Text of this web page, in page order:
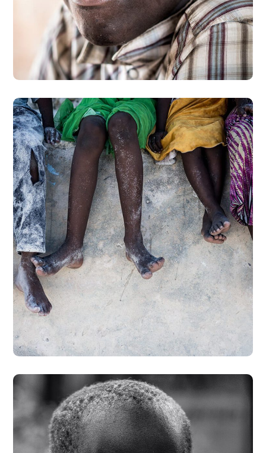
Dads in Africa
#AFRICA
Health Care Delivery
#CHARITY